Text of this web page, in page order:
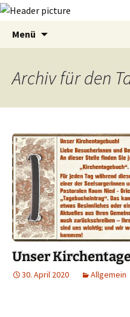
Menü
Archiv für den
Unser
30. April 2020 Allgemein